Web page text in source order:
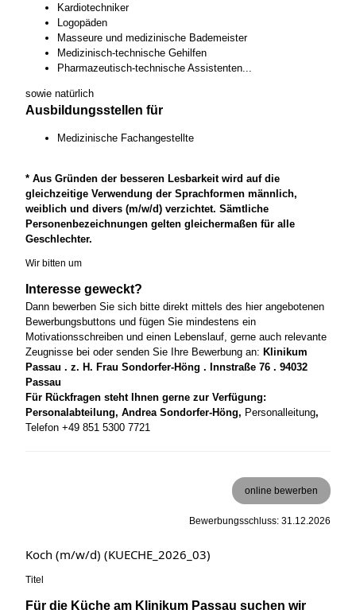
Kardiotechniker
Logopäden
Masseure und medizinische Bademeister
Medizinisch-technische Gehilfen
Pharmazeutisch-technische Assistenten...
sowie natürlich
Ausbildungsstellen für
Medizinische Fachangestellte
* Aus Gründen der besseren Lesbarkeit wird auf die
gleichzeitige Verwendung der Sprachformen männlich,
weiblich und divers (m/w/d) verzichtet. Sämtliche
Personenbezeichnungen gelten gleichermaßen für alle
Geschlechter.
Wir bitten um
Interesse geweckt?
Dann bewerben Sie sich bitte direkt mittels des hier angebotenen
Bewerbungsbuttons und fügen Sie mindestens ein
Motivationsschreiben und einen Lebenslauf, gerne auch relevante
Zeugnisse bei oder senden Sie Ihre Bewerbung an: Klinikum
Passau . z. H. Frau Sondorfer-Höng . Innstraße 76 . 94032
Passau
Für Rückfragen steht Ihnen gerne zur Verfügung:
Personalabteilung, Andrea Sondorfer-Höng, Personalleitung,
Telefon +49 851 5300 7721
online bewerben
Bewerbungsschluss: 31.12.2026
Koch (m/w/d) (KUECHE_2026_03)
Titel
Für die Küche am Klinikum Passau suchen wir